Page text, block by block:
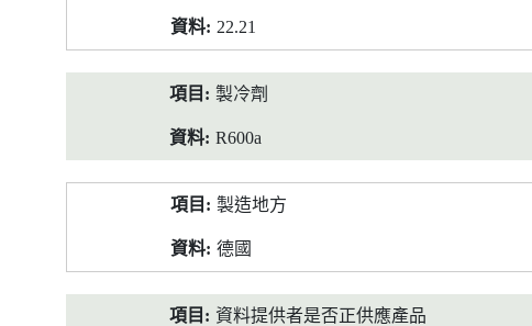
22.21
製冷劑
R600a
製造地方
德國
資料提供者是否正供應產品